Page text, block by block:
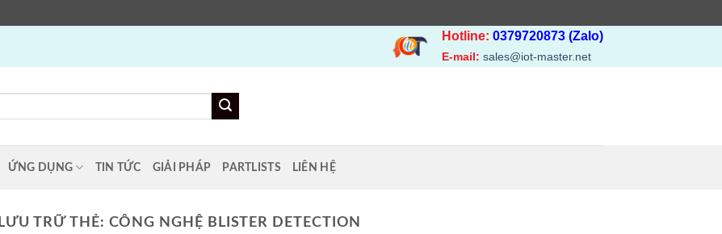
Hotline: 0379720873 (Zalo)
E-mail: sales@iot-master.net
ỨNG DỤNG TIN TỨC GIẢI PHÁP PARTLISTS LIÊN HỆ
LƯU TRỮ THẺ: CÔNG NGHỆ BLISTER DETECTION